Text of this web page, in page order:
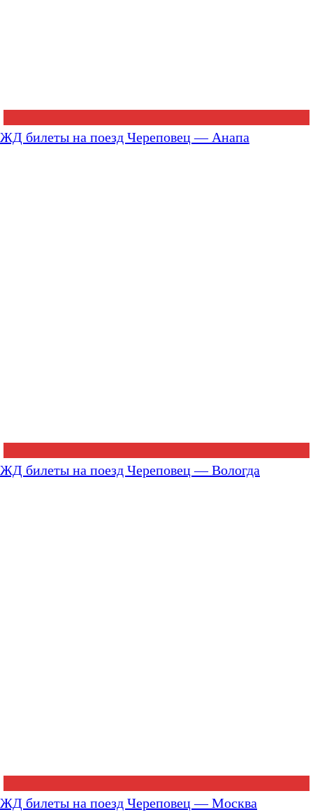
ЖД билеты на поезд Череповец — Анапа
ЖД билеты на поезд Череповец — Вологда
ЖД билеты на поезд Череповец — Москва